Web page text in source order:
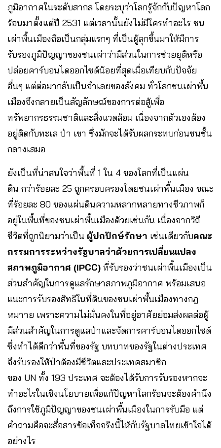
ภูมิอากาศในระดับสากล โดยระบุว่าโลกรู้จักกับปัญหาโลก
ร้อนมาตั้งแต่ปี 2531 แต่เวลานั้นยังไม่มีใครทำอะไร ชน
เผ่าพื้นเมืองถือเป็นกลุ่มแรกๆ ที่เป็นผู้ลุกขึ้นมาให้มีการ
รับรองภูมิปัญญาของชนเผ่าว่ามีส่วนในการช่วยยุติหรือ
ปล่อยคาร์บอนไดออกไซด์น้อยที่สุดเมื่อเทียบกับปัจจัย
อื่นๆ แต่ต่อมากลับเป็นจำเลยของสังคม ทั่วโลกชนเผ่าพื้น
เมืองจึงกลายเป็นสัญลักษณ์ของการต่อสู้เพื่อ
ทรัพยากรธรรมชาติและสิ่งแวดล้อม เนื่องจากตัวเองต้อง
อยู่ติดกับทะเล ป่า เขา ซึ่งมักจะได้รับผลกระทบก่อนชนชั้น
กลางเสมอ
ยังเป็นที่น่าสนใจว่าพื้นที่ 1 ใน 4 ของโลกที่เป็นแผ่น
ดิน กว่าร้อยละ 25 ถูกครอบครองโดยชนเผ่าพื้นเมือง ขณะ
ที่ร้อยละ 80 ของแผ่นดินความหลากหลายทางชีวภาพก็
อยู่ในพื้นที่ของชนเผ่าพื้นเมืองด้วยเช่นกัน เนื่องจากวิถี
ชีวิตที่ถูกนิยามว่าเป็น ผู้ปกปักษ์รักษา เช่นเดียวกับคณะ
กรรมการระหว่างรัฐบาลว่าด้วยการเปลี่ยนแปลง
สภาพภูมิอากาศ (IPCC) ที่รับรองว่าชนเผ่าพื้นเมืองเป็น
ส่วนสำคัญในการดูแลรักษาสภาพภูมิอากาศ พร้อมเสนอ
แนะการรับรองสิทธิในที่ดินของชนเผ่าพื้นเมืองทางกฎ
หมาาย เพราะความไม่มั่นคงในที่อยู่อาศัยย่อมส่งผลต่อผู้
มีส่วนสำคัญในการดูแลป่าและจัดการคาร์บอนไดออกไซด์
ซึ่งทำได้ดีกว่าพื้นที่ของรัฐ บทบาทของรัฐในต่างประเทศ
จึงรับรองให้ป่าต้องมีชีวิตและประเทศสมาชิก
ของ UN ทั้ง 193 ประเทศ จะต้องได้รับการรับรองหากจะ
ทำอะไรในเชิงนโยบายเพื่อแก้ปัญหาโลกร้อนจะต้องคำนึง
ถึงการใช้ภูมิปัญญาของชนเผ่าพื้นเมืองในการรับมือ แต่
คำถามคือจะสื่อสารข้อเท็จจริงนี้ไห้กับรัฐบาลไทยเข้าใจได้
อย่างไร